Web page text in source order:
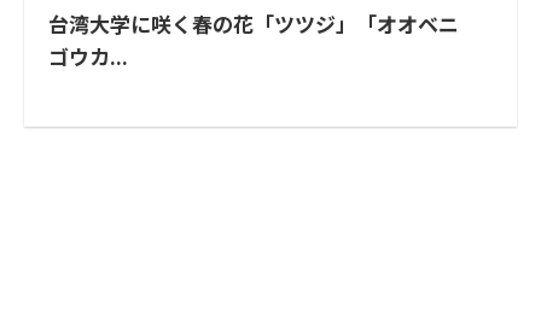
台湾大学に咲く春の花「ツツジ」「オオベニ
ゴウカ...